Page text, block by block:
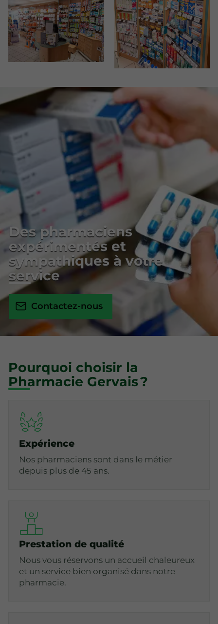
Des pharmaciens
expérimentés et
sympathiques à votre
service
Contactez-nous
Pourquoi choisir la
Pharmacie Gervais ?
Expérience
Nos pharmaciens sont dans le métier
depuis plus de 45 ans.
Prestation de qualité
Nous vous réservons un accueil chaleureux
et un service bien organisé dans notre
pharmacie.